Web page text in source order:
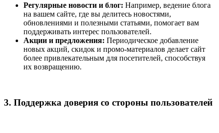
Регулярные новости и блог: Например, ведение блога
на вашем сайте, где вы делитесь новостями,
обновлениями и полезными статьями, помогает вам
поддерживать интерес пользователей.
Акции и предложения: Периодическое добавление
новых акций, скидок и промо-материалов делает сайт
более привлекательным для посетителей, способствуя
их возвращению.
3. Поддержка доверия со стороны пользователей